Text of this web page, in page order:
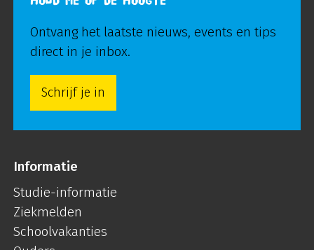
Ontvang het laatste nieuws, events en tips
direct in je inbox.
Schrijf je in
Informatie
Studie-informatie
Ziekmelden
Schoolvakanties